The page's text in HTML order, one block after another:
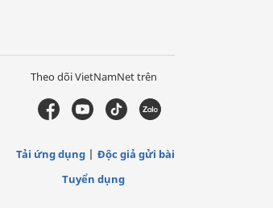
Theo dõi VietNamNet trên
Tải ứng dụng
Độc giả gửi bài
Tuyển dụng